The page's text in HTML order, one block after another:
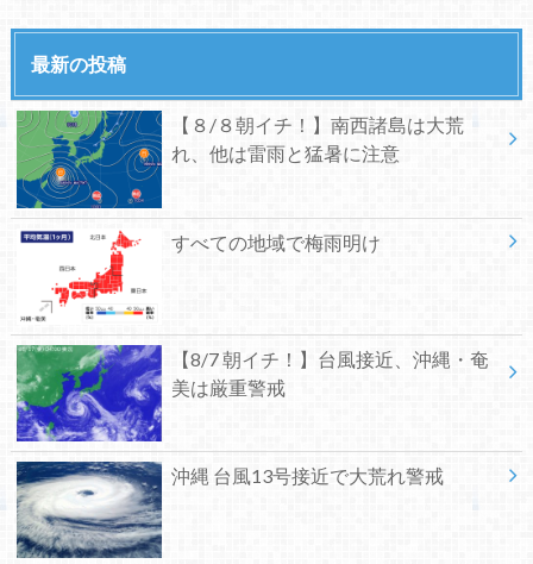
最新の投稿
【８/８朝イチ！】南西諸島は大荒
れ、他は雷雨と猛暑に注意
すべての地域で梅雨明け
【8/7 朝イチ！】台風接近、沖縄・奄
美は厳重警戒
沖縄 台風13号接近で大荒れ警戒